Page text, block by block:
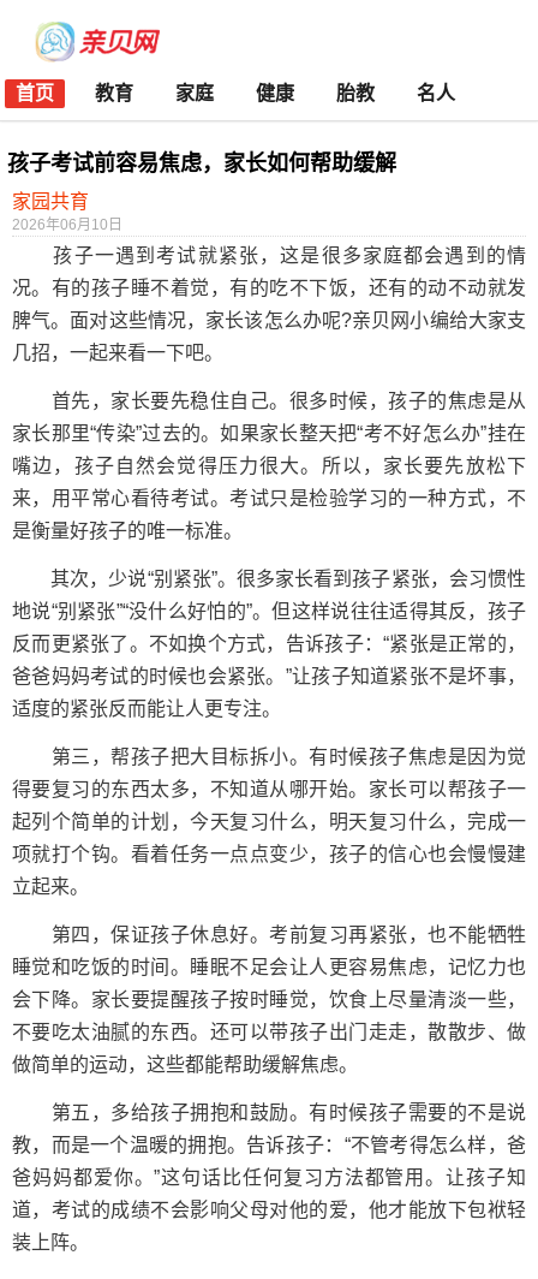
首页 教育 家庭 健康 胎教 名人
孩子考试前容易焦虑，家长如何帮助缓解
家园共育
2026年06月10日
孩子一遇到考试就紧张，这是很多家庭都会遇到的情
况。有的孩子睡不着觉，有的吃不下饭，还有的动不动就发
脾气。面对这些情况，家长该怎么办呢?亲贝网小编给大家支
几招，一起来看一下吧。
首先，家长要先稳住自己。很多时候，孩子的焦虑是从
家长那里“传染”过去的。如果家长整天把“考不好怎么办”挂在
嘴边，孩子自然会觉得压力很大。所以，家长要先放松下
来，用平常心看待考试。考试只是检验学习的一种方式，不
是衡量好孩子的唯一标准。
其次，少说“别紧张”。很多家长看到孩子紧张，会习惯性
地说“别紧张”“没什么好怕的”。但这样说往往适得其反，孩子
反而更紧张了。不如换个方式，告诉孩子：“紧张是正常的，
爸爸妈妈考试的时候也会紧张。”让孩子知道紧张不是坏事，
适度的紧张反而能让人更专注。
第三，帮孩子把大目标拆小。有时候孩子焦虑是因为觉
得要复习的东西太多，不知道从哪开始。家长可以帮孩子一
起列个简单的计划，今天复习什么，明天复习什么，完成一
项就打个钩。看着任务一点点变少，孩子的信心也会慢慢建
立起来。
第四，保证孩子休息好。考前复习再紧张，也不能牺牲
睡觉和吃饭的时间。睡眠不足会让人更容易焦虑，记忆力也
会下降。家长要提醒孩子按时睡觉，饮食上尽量清淡一些，
不要吃太油腻的东西。还可以带孩子出门走走，散散步、做
做简单的运动，这些都能帮助缓解焦虑。
第五，多给孩子拥抱和鼓励。有时候孩子需要的不是说
教，而是一个温暖的拥抱。告诉孩子：“不管考得怎么样，爸
爸妈妈都爱你。”这句话比任何复习方法都管用。让孩子知
道，考试的成绩不会影响父母对他的爱，他才能放下包袱轻
装上阵。